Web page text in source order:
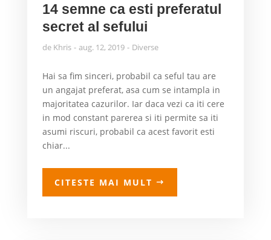
14 semne ca esti preferatul
secret al sefului
de Khris aug. 12, 2019 Diverse
Hai sa fim sinceri, probabil ca seful tau are
un angajat preferat, asa cum se intampla in
majoritatea cazurilor. Iar daca vezi ca iti cere
in mod constant parerea si iti permite sa iti
asumi riscuri, probabil ca acest favorit esti
chiar...
CITESTE MAI MULT